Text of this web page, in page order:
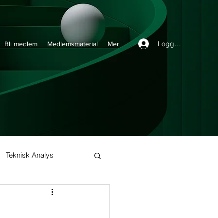
Teknisk Analys
Buy and Hold
Bli medlem Medlemsmaterial Mer Logga in